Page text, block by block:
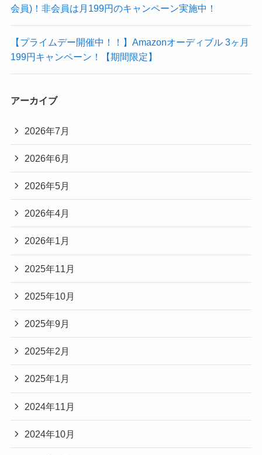
会員)！非会員は月199円のキャンペーン実施中！
【プライムデー開催中！！】Amazonオーディブル 3ヶ月
199円キャンペーン！【期間限定】
アーカイブ
2026年7月
2026年6月
2026年5月
2026年4月
2026年1月
2025年11月
2025年10月
2025年9月
2025年2月
2025年1月
2024年11月
2024年10月